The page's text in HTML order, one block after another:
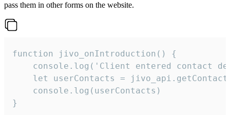
pass them in other forms on the website.
function jivo_onIntroduction() {
console.log('Client entered contact
let userContacts =
    console.log(userContacts)
}